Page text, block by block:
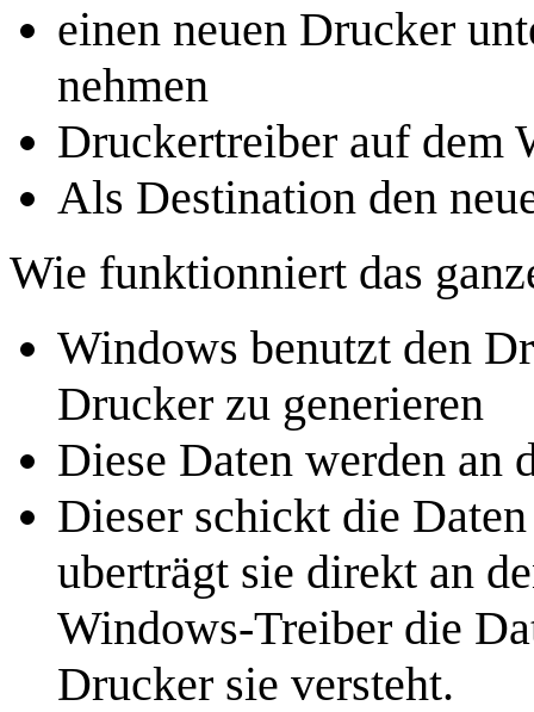
einen neuen Drucker
nehmen
Druckertreiber auf dem
Als Destination den
Wie funktionniert das
Windows benutzt den
Drucker zu generieren
Diese Daten werden an
Dieser schickt die
uberträgt sie direkt an
Windows-Treiber die
Drucker sie versteht.